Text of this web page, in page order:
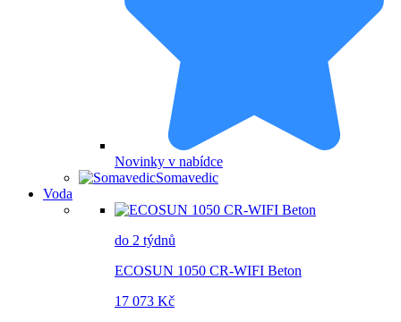
Novinky v nabídce
Somavedic
Voda
do 2 týdnů
ECOSUN 1050 CR-WIFI Beton
17 073 Kč